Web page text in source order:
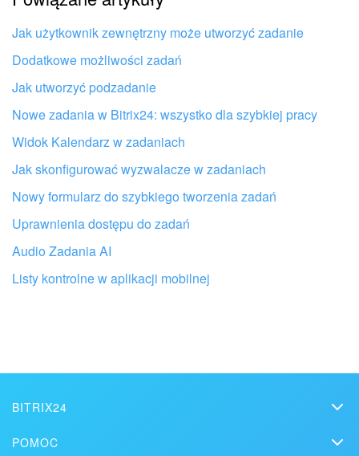
Nie podoba mi się sposób działania tego narzędzia
Jak użytkownik zewnętrzny może utworzyć zadanie
Dodatkowe możliwości zadań
Jak utworzyć podzadanie
Nowe zadania w Bitrix24: wszystko dla szybkiej pracy
Widok Kalendarz w zadaniach
Jak skonfigurować wyzwalacze w zadaniach
Nowy formularz do szybkiego tworzenia zadań
Uprawnienia dostępu do zadań
Audio Zadania AI
Listy kontrolne w aplikacji mobilnej
BITRIX24
POMOC